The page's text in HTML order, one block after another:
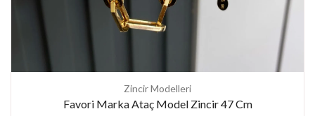
Zincir Modelleri
Favori Marka Ataç Model Zincir 47 Cm